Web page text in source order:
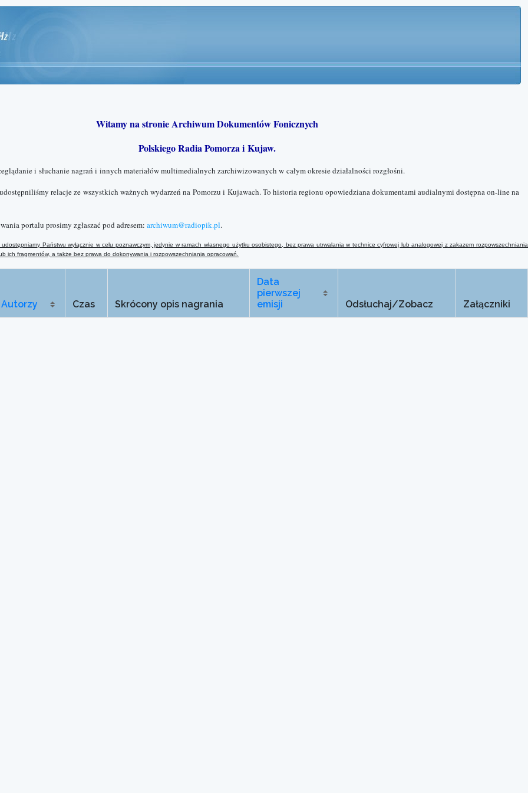
Witamy na stronie Archiwum Dokumentów Fonicznych
Polskiego Radia Pomorza i Kujaw.
i słuchanie nagrań i innych materiałów multimedialnych zarchiwizowanych w całym okresie działalności rozgłośni.
relacje ze wszystkich ważnych wydarzeń na Pomorzu i Kujawach. To historia regionu opowiedziana dokumentami audialnymi dostępna on-line na
portalu prosimy zgłaszać pod adresem: archiwum@radiopik.pl.
udostępniamy Państwu wyłącznie w celu poznawczym, jedynie w ramach własnego użytku osobistego, bez prawa utrwalania w technice cyfrowej lub analogowej zzakazem rozpowszechniania
ich fragmentów, a także bez prawa do dokonywania i rozpowszechniania opracowań.
Autorzy Czas Skrócony opis nagrania
Data
pierwszej
emisji
Odsłuchaj/Zobacz Załączniki